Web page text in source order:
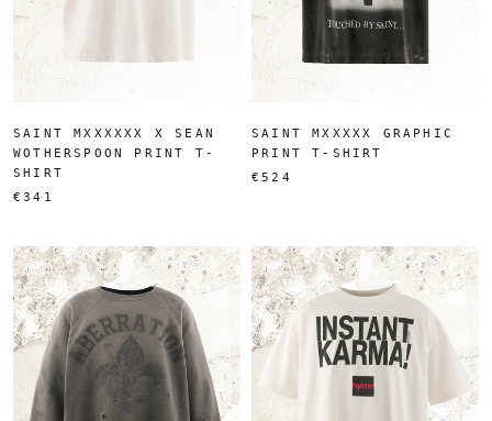
SAINT MXXXXXX X SEAN
WOTHERSPOON PRINT T-
SHIRT
€341
SAINT MXXXXX GRAPHIC
PRINT T-SHIRT
€524